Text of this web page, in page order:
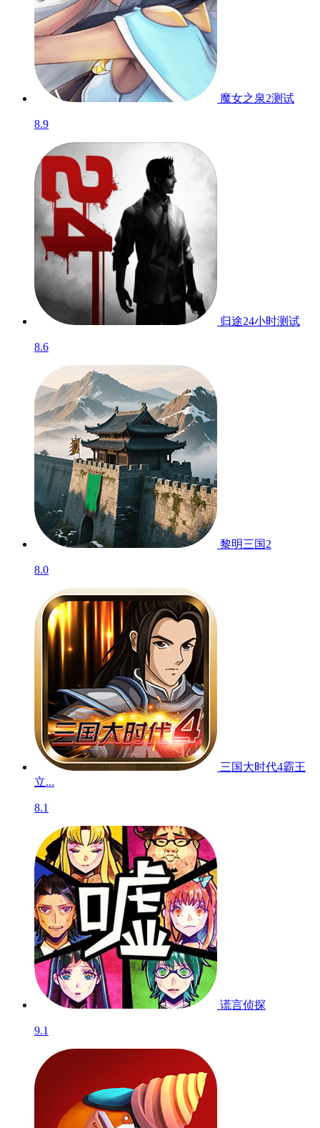
魔女之泉2测试
8.9
归途24小时测试
8.6
黎明三国2
8.0
三国大时代4霸王
立...
8.1
谎言侦探
9.1